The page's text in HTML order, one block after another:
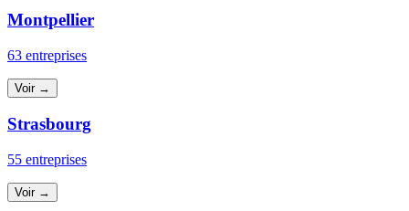
Montpellier
63 entreprises
Voir →
Strasbourg
55 entreprises
Voir →